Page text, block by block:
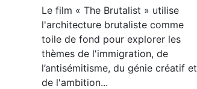
Le film « The Brutalist » utilise
l'architecture brutaliste comme
toile de fond pour explorer les
thèmes de l'immigration, de
l’antisémitisme, du génie créatif et
de l'ambition...